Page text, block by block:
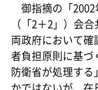
御指摘の「2002
（「2＋2」）会
両政府において
者負担原則に基づ
防衛省が処理す